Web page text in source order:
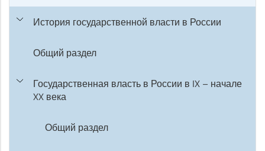
История государственной власти в России
Общий раздел
Государственная власть в России в IX – начале
XX века
Общий раздел